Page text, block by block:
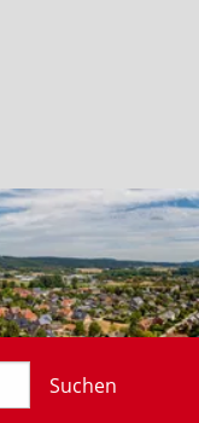
Suchen